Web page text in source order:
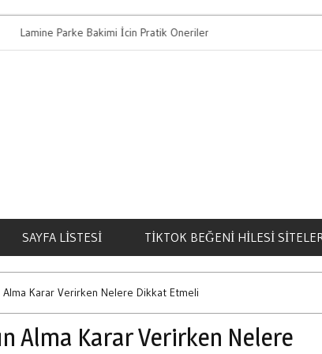
Parke Bakimi İcin Pratik Oneriler
SAYFA LISTESI TIKTOK BEĞENI HILESI
Alma Karar Verirken Nelere Dikkat Etmeli
Alma Karar Verirken Nelere